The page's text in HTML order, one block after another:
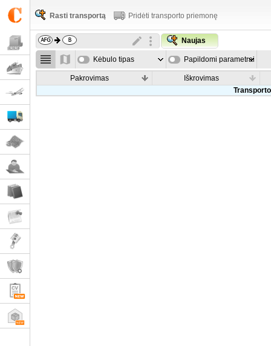
Rasti transportą Pridėti transporto priemonę
Naujas
Kėbulo tipas Papildomi parametrai
Pakrovimas
Iškrovimas